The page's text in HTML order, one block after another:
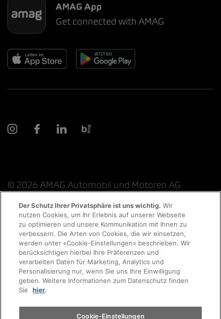
Probefahrt
Terminvereinbarung
Auto finden
Elektromobilität
AMAG App
Get connected with AMAG
© 2026 AMAG Automobil und Motoren AG
Datenschutzerklärung Rechtliche Hinweise
Rechtliche Hinweise Online-Chat
Cookie-Richtlinie Impressum AGB Jobs
Der Schutz Ihrer Privatsphäre ist uns wichtig. Wir
nutzen Cookies, um Ihr Erlebnis auf unserer Webseite
zu optimieren und unsere Kommunikation mit Ihnen zu
verbessern. Die Arten von Cookies, die wir einsetzen,
werden unter «Cookie-Einstellungen» beschrieben. Wir
berücksichtigen hierbei Ihre Präferenzen und
verarbeiten Daten für Marketing, Analytics und
Personalisierung nur, wenn Sie uns Ihre Einwilligung
geben. Weitere Informationen zum Datenschutz finden
Sie
hier.
Cookie-Einstellungen